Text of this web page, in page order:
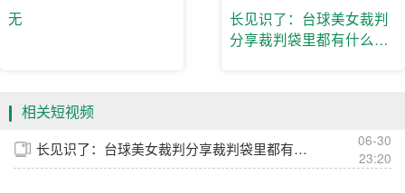
无
长见识了：台球美女裁判
分享裁判袋里都有什么东
相关短视频
长见识了：台球美女裁判分享裁判袋里都有什么东西
06-30
23:20